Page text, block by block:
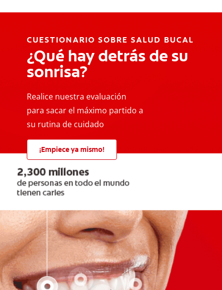
CUESTIONARIO SOBRE SALUD BUCAL
¿Qué hay detrás de su
sonrisa?
Realice nuestra evaluación
para sacar el máximo partido a
su rutina de cuidado
¡Empiece ya mismo!